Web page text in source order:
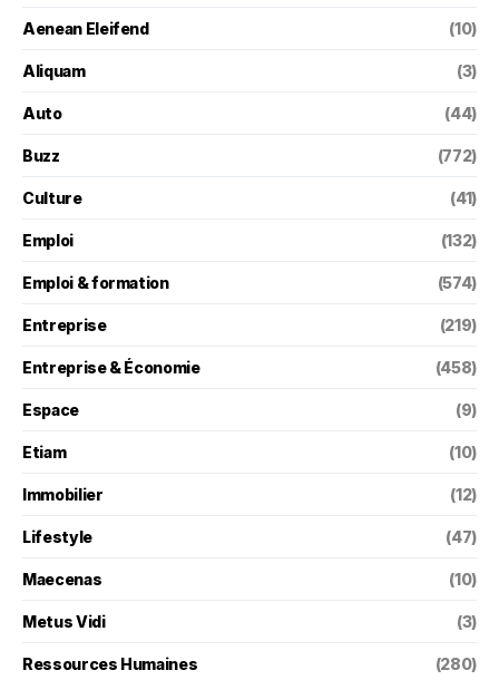
Aenean Eleifend (10)
Aliquam (3)
Auto (44)
Buzz (772)
Culture (41)
Emploi (132)
Emploi & formation (574)
Entreprise (219)
Entreprise & Économie (458)
Espace (9)
Etiam (10)
Immobilier (12)
Lifestyle (47)
Maecenas (10)
Metus Vidi (3)
Ressources Humaines (280)